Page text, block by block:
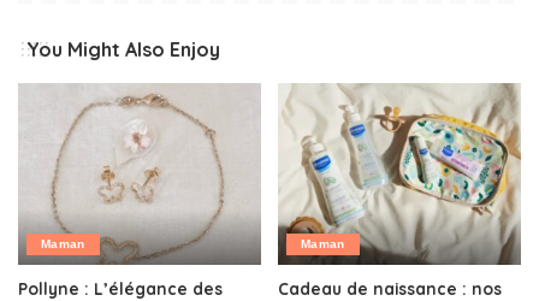
You Might Also Enjoy
Maman
Pollyne : L’élégance des
Maman
Cadeau de naissance : nos